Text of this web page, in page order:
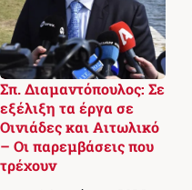
Σπ. Διαμαντόπουλος: Σε
εξέλιξη τα έργα σε
Οινιάδες και Αιτωλικό
– Οι παρεμβάσεις που
τρέχουν